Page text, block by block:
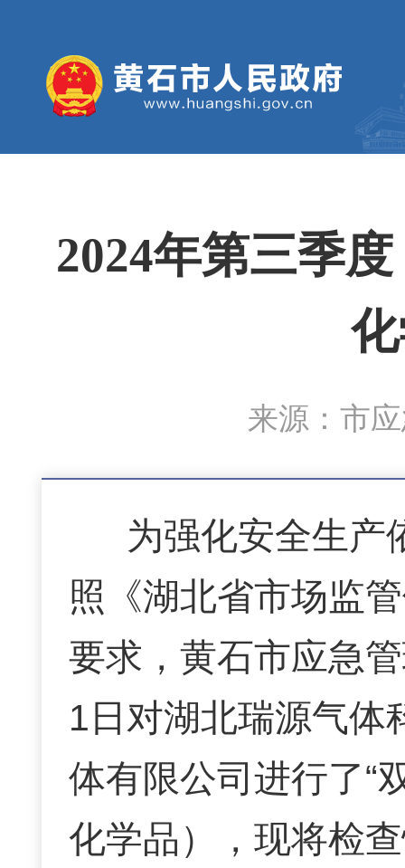
2024年第三季
来源：市
为强化安全生产
照《湖北省市场监
要求， 黄石市应急
1日对湖北瑞源气体
体有限公司 进行了“
化学品），现将检